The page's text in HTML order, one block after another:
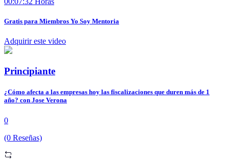
Gratis para Miembros Yo Soy Mentoria
Adquirir este video
Principiante
¿Cómo afecta a las empresas hoy las fiscalizaciones que duren más de 1
año? con Jose Verona
0
(0 Reseñas)